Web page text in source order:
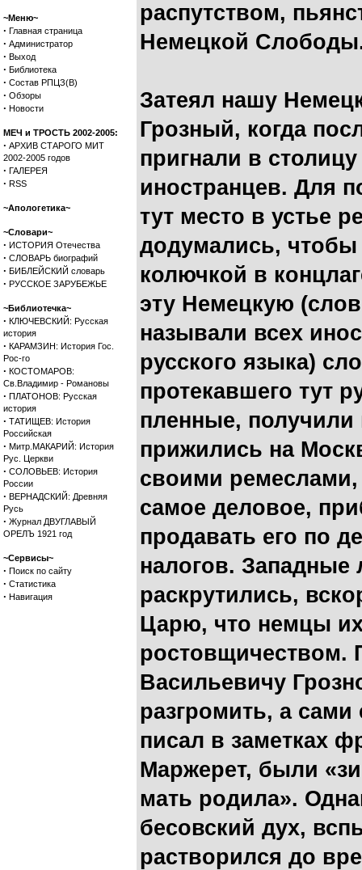
~Меню~
· Главная страница
· Администратор
· Выход
· Библиотека
· Состав РПЦЗ(В)
· Обзоры
· Новости
МЕЧ и ТРОСТЬ 2002-2005:
· АРХИВ СТАРОГО МИТ
2002-2005 годов
· ГАЛЕРЕЯ
· RSS
~Апологетика~
~Словари~
· ИСТОРИЯ Отечества
· СЛОВАРЬ биографий
· БИБЛЕЙСКИЙ словарь
· РУССКОЕ ЗАРУБЕЖЬЕ
~Библиотечка~
· КЛЮЧЕВСКИЙ: Русская
история
· КАРАМЗИН: История Гос.
Рос-го
· КОСТОМАРОВ:
Св.Владимир - Романовы
· ПЛАТОНОВ: Русская
история
· ТАТИЩЕВ: История
Российская
· Митр.МАКАРИЙ: История
Рус. Церкви
· СОЛОВЬЕВ: История
России
· ВЕРНАДСКИЙ: Древняя
Русь
· Журнал ДВУГЛАВЫЙ
ОРЕЛЪ 1921 год
~Сервисы~
· Поиск по сайту
· Статистика
· Навигация
распутством,
Немецкой
Затеял нашу
Грозный, когда
пригнали в
иностранцев. Для
тут место в устье
додумались,
колючкой в
эту Немецкую
называли всех
русского языка)
протекавшего тут
пленные,
прижились на
своими
самое деловое,
продавать его по
налогов. Западные
раскрутились,
Царю, что немцы
ростовщичеством.
Васильевичу
разгромить, а
писал в заметках
Маржерет, были
мать родила».
бесовский дух,
растворился до